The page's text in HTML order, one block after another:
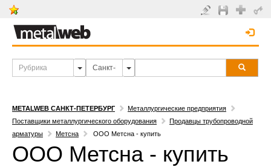
METALWEB САНКТ-ПЕТЕРБУРГ
Металлургические предприятия
Поставщики металлургического оборудования
Продавцы трубопроводной
арматуры
Метсна ООО Метсна - купить
ООО Метсна - купить